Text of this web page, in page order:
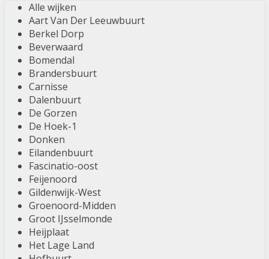
Alle wijken
Aart Van Der Leeuwbuurt
Berkel Dorp
Beverwaard
Bomendal
Brandersbuurt
Carnisse
Dalenbuurt
De Gorzen
De Hoek-1
Donken
Eilandenbuurt
Fascinatio-oost
Feijenoord
Gildenwijk-West
Groenoord-Midden
Groot IJsselmonde
Heijplaat
Het Lage Land